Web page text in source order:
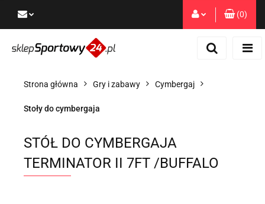
Dodaj zgłoszenie
(0)
Strona główna Gry i zabawy Cymbergaj
Stoły do cymbergaja
STÓŁ DO CYMBERGAJA
TERMINATOR II 7FT /BUFFALO